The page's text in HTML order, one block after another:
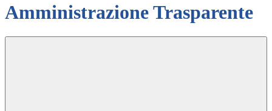
Amministrazione Trasparente